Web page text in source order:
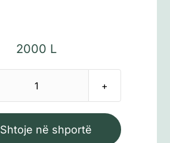
2000 L
Sasi
Shakespeare
Shtoje në shportë